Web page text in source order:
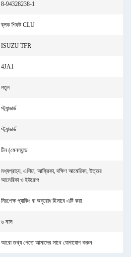
8-94328238-1
ব্লক শিফট CLU
ISUZU TFR
4JA1
নতুন
স্ট্যান্ডার্ড
স্ট্যান্ডার্ড
চীন (মেনল্যান্ড
মধ্যপ্রাচ্য, এশিয়া, আফ্রিকা, দক্ষিণ আমেরিকা, উত্তর
আমেরিকা ও ইউরোপ
নিরপেক্ষ প্যাকিং বা অনুরোধ হিসাবে এটি করা
৬ মাস
আরো তথ্য পেতে আমাদের সাথে যোগাযোগ করুন